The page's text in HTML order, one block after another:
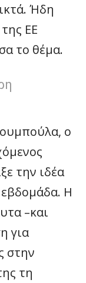
Ήδη
ΕΕ
το θέμα.
ο
την ιδέα
εβδομάδα. Η
–και
για
στην
τη